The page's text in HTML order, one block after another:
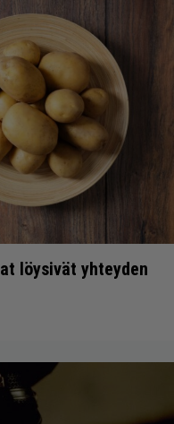
löysivät yhteyden